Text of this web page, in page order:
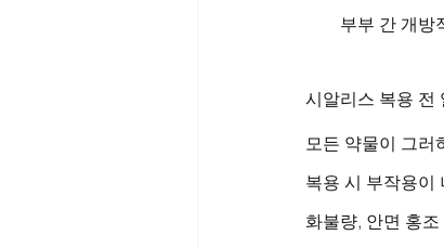
부부 간 개방
시알리스 복용 전
모든 약물이 그러
복용 시 부작용이
화불량, 안면 홍